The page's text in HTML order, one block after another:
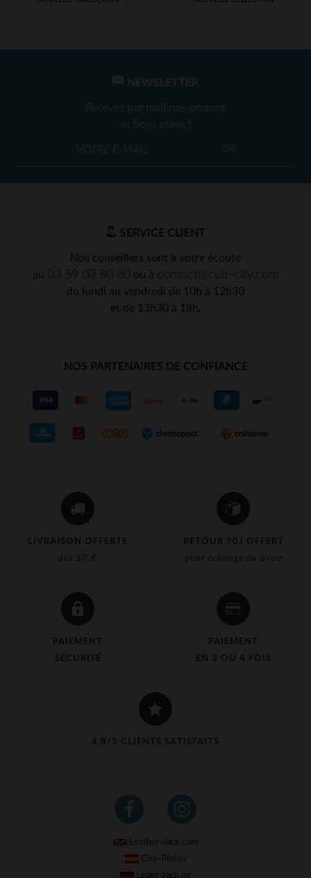
LIVRAISON OFFERTE
dès 50 €
RETOUR 90J OFFERT
pour échange ou avoir
PAIEMENT
SÉCURISÉ
PAIEMENT
EN 3 OU 4 FOIS
4,8/5 CLIENTS SATISFAITS
NEWSLETTER
Recevez par mail nos promos
et bons plans !
OK
SERVICE CLIENT
Nos conseillers sont à votre écoute
au
ou à
du lundi au vendredi de 10h à 12h30
et de 13h30 à 18h.
NOS PARTENAIRES DE CONFIANCE
Leather-Jack.com
City-Piel.es
Leder-Jack.de